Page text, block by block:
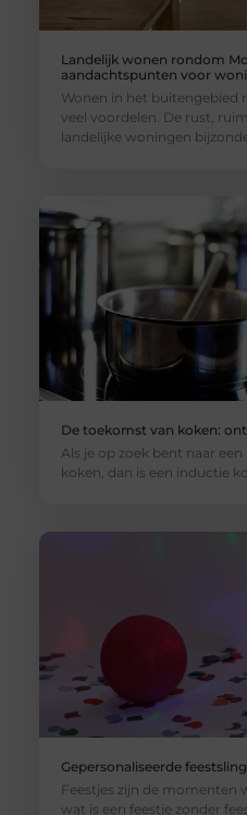
Landelijk wonen rondom
aandachtspunten voor
Wonen in het
veel voordelen. De rust,
landelijke woningen
De toekomst van koken:
Als je op zoek bent naar
koken, dan is een inductie
Gepersonaliseerde
Feestjes zijn de momenten
wat is een feestje zonder